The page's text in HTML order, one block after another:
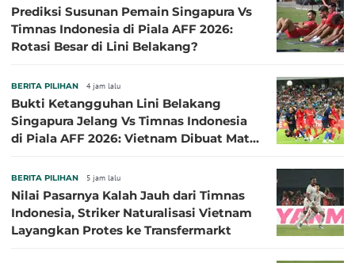
Prediksi Susunan Pemain Singapura Vs
Timnas Indonesia di Piala AFF 2026:
Rotasi Besar di Lini Belakang?
BERITA PILIHAN 4 jam lalu
Bukti Ketangguhan Lini Belakang
Singapura Jelang Vs Timnas Indonesia
di Piala AFF 2026: Vietnam Dibuat Mati
BERITA PILIHAN 5 jam lalu
Nilai Pasarnya Kalah Jauh dari Timnas
Indonesia, Striker Naturalisasi Vietnam
Layangkan Protes ke Transfermarkt